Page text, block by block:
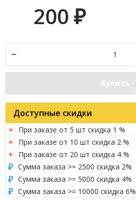
200 ₽
Купить
Доступные скидки
При заказе от 5 шт скидка 1 %
При заказе от 10 шт скидка 2 %
При заказе от 20 шт скидка 4 %
Сумма заказа >= 2500 скидка 2%
Сумма заказа >= 5000 скидка 4%
Сумма заказа >= 10000 скидка 6%